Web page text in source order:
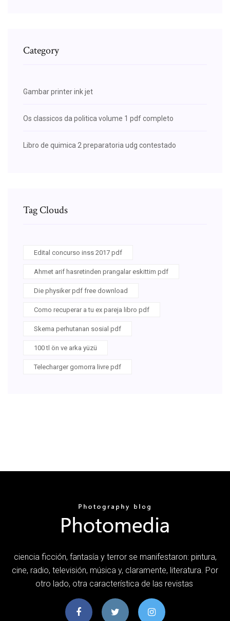
Category
Gambar printer ink jet
Os classicos da politica volume 1 pdf completo
Libro de quimica 2 preparatoria udg contestado
Tag Clouds
Edital concurso inss 2017 pdf
Ahmet arif hasretinden prangalar eskittim pdf
Die physiker pdf free download
Como recuperar a tu ex pareja libro pdf
Skema perhutanan sosial pdf
100 tl ön ve arka yüzü
Telecharger gomorra livre pdf
ciencia ficción, fantasía y terror se manifestaron: pintura,
cine, radio, televisión, música y, claramente, literatura. Por
otro lado, otra característica de las revistas